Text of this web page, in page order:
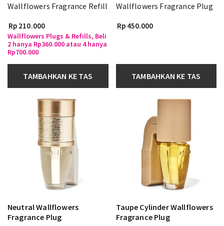
Wallflowers Fragrance Refill
Rp 210.000
Wallflowers Plugs & Refills, Beli
2 hanya Rp360.000 atau 4 hanya
Rp700.000
TAMBAHKAN KE TAS
Wallflowers Fragrance Plug
Rp 450.000
TAMBAHKAN KE TAS
Neutral Wallflowers
Fragrance Plug
Taupe Cylinder Wallflowers
Fragrance Plug